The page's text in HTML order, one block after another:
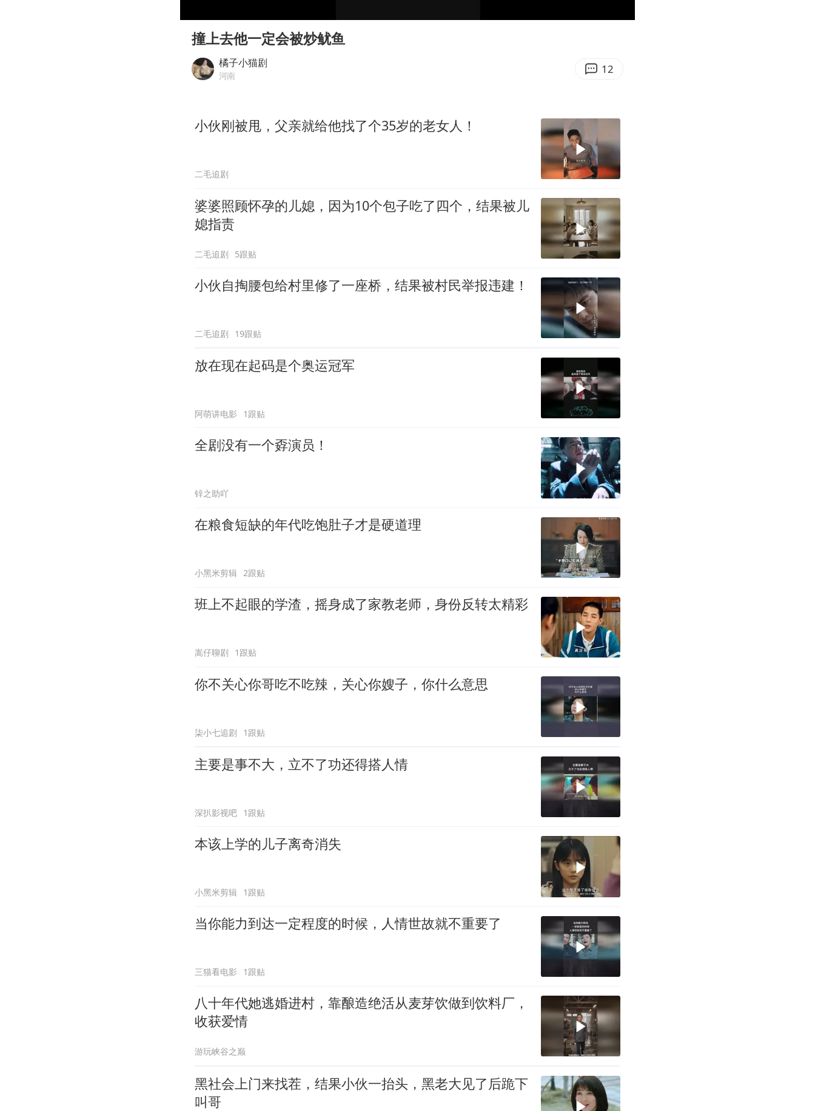
西贝创始人贾国龙押注鲜羊赛道
36岁男演员成景区NPC后人气爆棚
撞上去他一定会被炒鱿鱼
橘子小猫剧
河南 12
小伙刚被甩，父亲就给他找了个35岁的老女人！
二毛追剧
婆婆照顾怀孕的儿媳，因为10个包子吃了四个，结果被儿
媳指责
二毛追剧 5跟贴
小伙自掏腰包给村里修了一座桥，结果被村民举报违建！
二毛追剧 19跟贴
放在现在起码是个奥运冠军
阿萌讲电影 1跟贴
全剧没有一个孬演员！
锌之助吖
在粮食短缺的年代吃饱肚子才是硬道理
小黑米剪辑 2跟贴
班上不起眼的学渣，摇身成了家教老师，身份反转太精彩
嵩仔聊剧 1跟贴
你不关心你哥吃不吃辣，关心你嫂子，你什么意思
柒小七追剧 1跟贴
主要是事不大，立不了功还得搭人情
深扒影视吧 1跟贴
本该上学的儿子离奇消失
小黑米剪辑 1跟贴
当你能力到达一定程度的时候，人情世故就不重要了
三猫看电影 1跟贴
八十年代她逃婚进村，靠酿造绝活从麦芽饮做到饮料厂，
收获爱情
游玩峡谷之巅
黑社会上门来找茬，结果小伙一抬头，黑老大见了后跪下
叫哥